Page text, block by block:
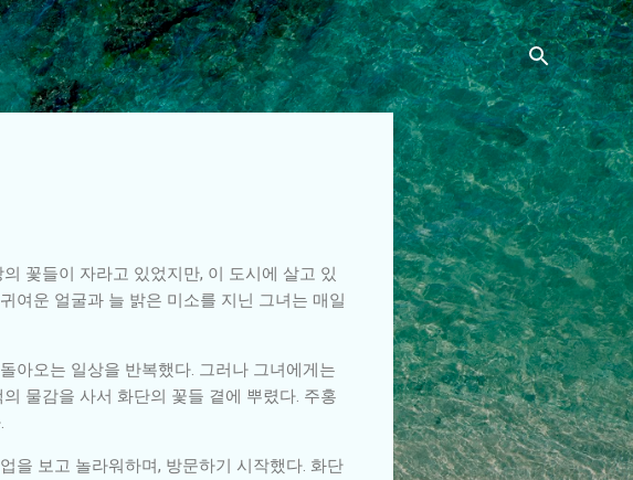
꽃들이 자라고 있었지만, 이 도시에 살고 있
여운 얼굴과 늘 밝은 미소를 지닌 그녀는 매일
아오는 일상을 반복했다. 그러나 그녀에게는
물감을 사서 화단의 꽃들 곁에 뿌렸다. 주홍
을 보고 놀라워하며, 방문하기 시작했다. 화단